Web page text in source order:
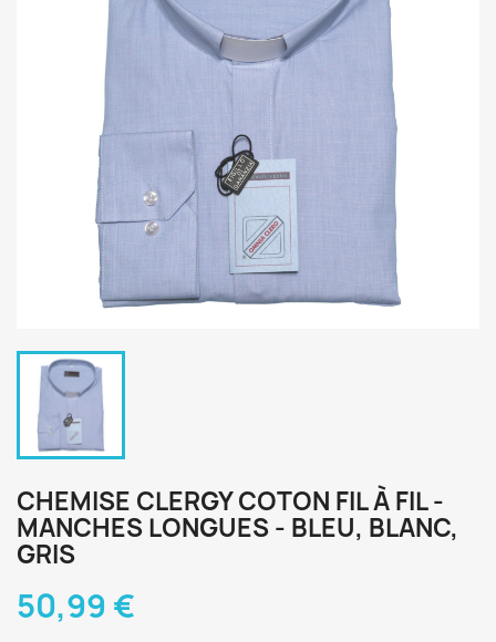
CHEMISE CLERGY COTON FIL À FIL -
MANCHES LONGUES - BLEU, BLANC,
GRIS
50,99 €